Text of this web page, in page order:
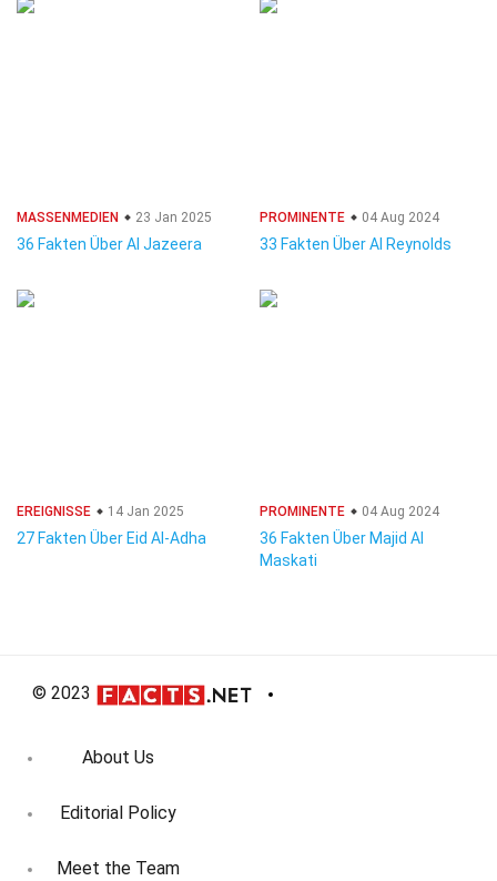
MASSENMEDIEN 23 Jan 2025
36 Fakten Über Al Jazeera
PROMINENTE 04 Aug 2024
33 Fakten Über Al Reynolds
EREIGNISSE 14 Jan 2025
27 Fakten Über Eid Al-Adha
PROMINENTE 04 Aug 2024
36 Fakten Über Majid Al
Maskati
© 2023
About Us
Editorial Policy
Meet the Team